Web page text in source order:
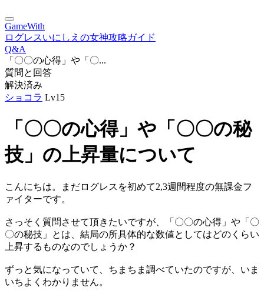
GameWith
ログレスいにしえの女神攻略ガイド
Q&A
「〇〇の心得」や「〇...
質問と回答
解決済み
ショコラ Lv15
「〇〇の心得」や「〇〇の秘
技」の上昇量について
こんにちは。まだログレスを初めて2,3週間程度の無課金フ
ァイターです。
さっそく質問させて頂きたいですが、「〇〇の心得」や「〇
〇の秘技」とは、結局の所具体的な数値としてはどのくらい
上昇するものなのでしょうか？
ずっと気になっていて、ちまちま調べていたのですが、いま
いちよくわかりません。